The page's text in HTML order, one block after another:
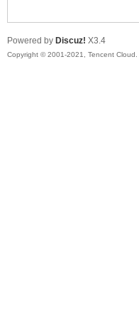
Powered by Discuz! X3.4
Copyright © 2001-2021, Tencent Cloud.